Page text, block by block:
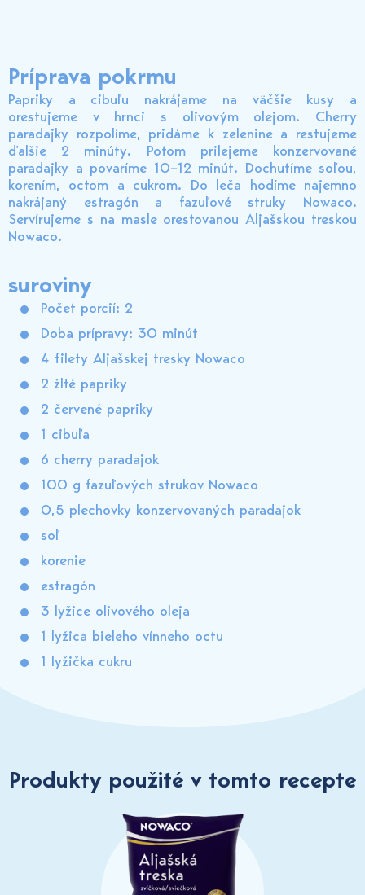
Príprava pokrmu
Papriky a cibuľu nakrájame na väčšie kusy a
orestujeme v hrnci s olivovým olejom. Cherry
paradajky rozpolíme, pridáme k zelenine a restujeme
ďalšie 2 minúty. Potom prilejeme konzervované
paradajky a povaríme 10–12 minút. Dochutíme soľou,
korením, octom a cukrom. Do leča hodíme najemno
nakrájaný estragón a fazuľové struky Nowaco.
Servírujeme s na masle orestovanou Aljašskou treskou
Nowaco.
suroviny
Počet porcií: 2
Doba prípravy: 30 minút
4 filety Aljašskej tresky Nowaco
2 žlté papriky
2 červené papriky
1 cibuľa
6 cherry paradajok
100 g fazuľových strukov Nowaco
0,5 plechovky konzervovaných paradajok
soľ
korenie
estragón
3 lyžice olivového oleja
1 lyžica bieleho vínneho octu
1 lyžička cukru
Produkty použité v tomto recepte